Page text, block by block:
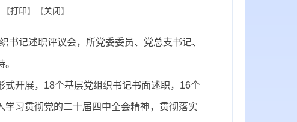
【打印】【关闭】
书记述职评议会，所党委委员、党总支书记、
开展，18个基层党组织书记书面述职，16个
习贯彻党的二十届四中全会精神，贯彻落实